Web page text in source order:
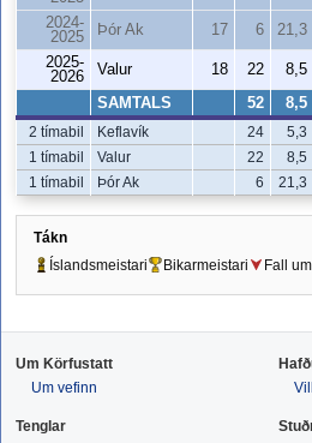
2024-
2025
Þór Ak 17 6 21,3
2025-
2026
Valur 18 22 8,5
SAMTALS 52 8,5
2 tímabil Keflavík 24 5,3
1 tímabil
Valur 22 8,5
1 tímabil
Þór Ak 6 21,3
Tákn
Íslandsmeistari
Bikarmeistari Fall
Um Körfustatt
Um vefinn
Tenglar